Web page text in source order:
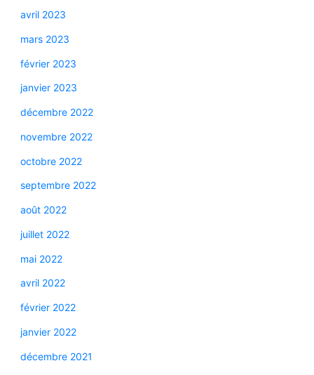
avril 2023
mars 2023
février 2023
janvier 2023
décembre 2022
novembre 2022
octobre 2022
septembre 2022
août 2022
juillet 2022
mai 2022
avril 2022
février 2022
janvier 2022
décembre 2021